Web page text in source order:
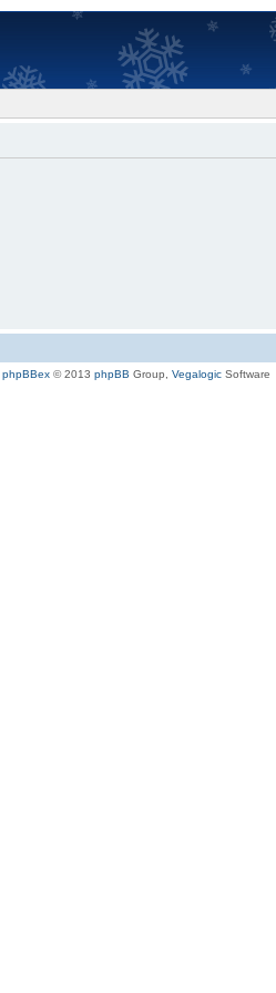
phpBBex © 2013 phpBB Group, Vegalogic Software